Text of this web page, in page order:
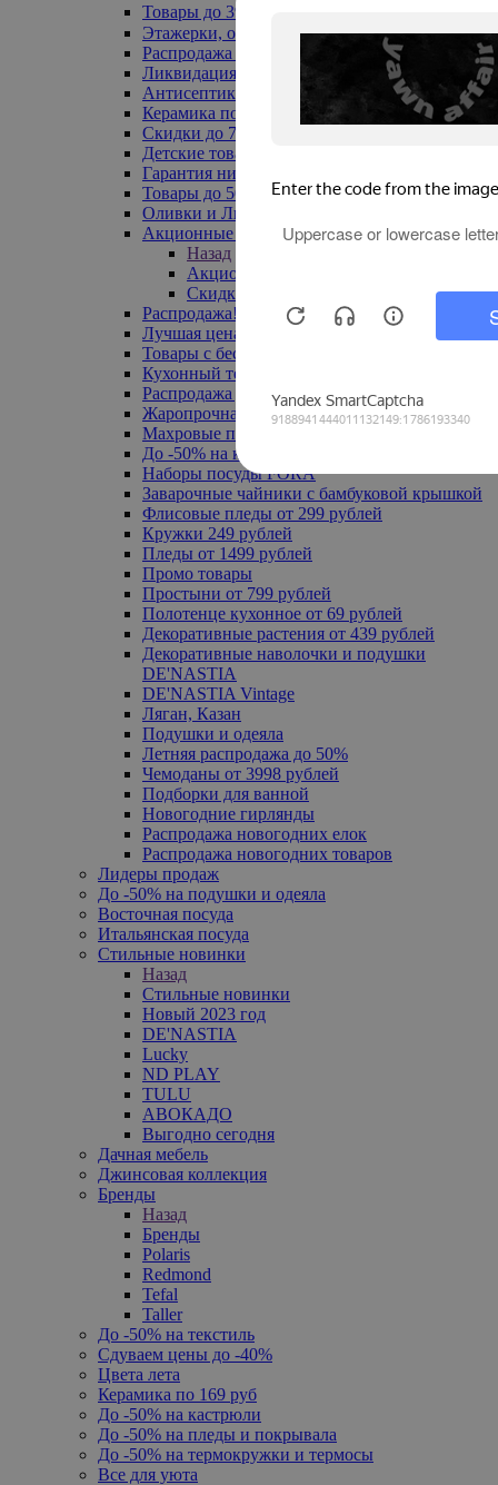
Товары до 399₽
Этажерки, обувницы
Распродажа текстиля до -50%
Ликвидация до -70%
Антисептики
Керамика по 129 руб
Скидки до 70%
Детские товары
Гарантия низкой цены
Товары до 500 руб
Оливки и Лимоны
Акционные товары
Назад
Акционные товары
Скидка 20% по промокоду
Распродажа! Ульяновск до -70%
Лучшая цена
Товары с бесплатной доставкой
Кухонный текстиль
Распродажа до -50%
Жаропрочная посуда
Махровые полотенца
До -50% на ковры
Наборы посуды FORA
Заварочные чайники с бамбуковой крышкой
Флисовые пледы от 299 рублей
Кружки 249 рублей
Пледы от 1499 рублей
Промо товары
Простыни от 799 рублей
Полотенце кухонное от 69 рублей
Декоративные растения от 439 рублей
Декоративные наволочки и подушки
DE'NASTIA
DE'NASTIA Vintage
Ляган, Казан
Подушки и одеяла
Летняя распродажа до 50%
Чемоданы от 3998 рублей
Подборки для ванной
Новогодние гирлянды
Распродажа новогодних елок
Распродажа новогодних товаров
Лидеры продаж
До -50% на подушки и одеяла
Восточная посуда
Итальянская посуда
Стильные новинки
Назад
Стильные новинки
Новый 2023 год
DE'NASTIA
Lucky
ND PLAY
TULU
АВОКАДО
Выгодно сегодня
Дачная мебель
Джинсовая коллекция
Бренды
Назад
Бренды
Polaris
Redmond
Tefal
Taller
До -50% на текстиль
Сдуваем цены до -40%
Цвета лета
Керамика по 169 руб
До -50% на кастрюли
До -50% на пледы и покрывала
До -50% на термокружки и термосы
Все для уюта